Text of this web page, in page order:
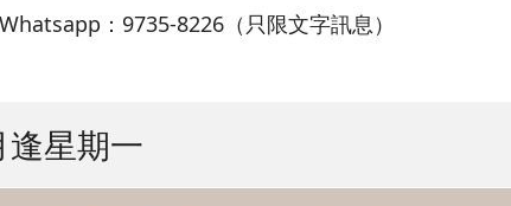
：9735-8226（只限文字訊息）
逢星期一